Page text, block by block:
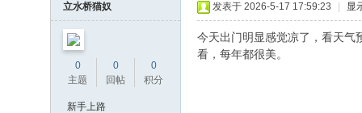
立水桥猫奴
0
主题
0
回帖
0
积分
新手上路
发表于 2026-5-17 17:59:23 显
今天出门明显感觉凉了，看天气
看，每年都很美。